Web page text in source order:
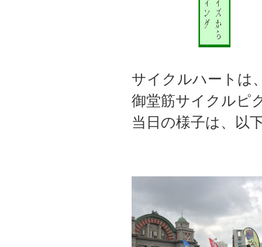
サイクルハートは
御堂筋サイクルピ
当日の様子は、以